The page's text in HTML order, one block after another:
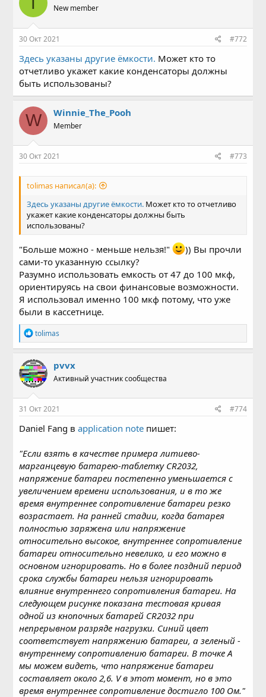
New member
30 Окт 2021 #772
Здесь указаны другие ёмкости. Может кто то
отчетливо укажет какие конденсаторы должны
быть использованы?
W Winnie_The_Pooh
Member
30 Окт 2021 #773
tolimas написал(а):
Здесь указаны другие ёмкости. Может кто то отчетливо
укажет какие конденсаторы должны быть
использованы?
"Больше можно - меньше нельзя!"
)) Вы прочли
сами-то указанную ссылку?
Разумно использовать емкость от 47 до 100 мкф,
ориентируясь на свои финансовые возможности.
Я использовал именно 100 мкф потому, что уже
были в кассетнице.
Р
е
а
к
ц
и
и
:
tolimas
pvvx
Активный участник сообщества
31 Окт 2021 #774
Daniel Fang вapplication note пишет:
"Если взять в качестве примера литиево-
марганцевую батарею-таблетку CR2032,
напряжение батареи постепенно уменьшается с
увеличением времени использования, и в то же
время внутреннее сопротивление батареи резко
возрастает. На ранней стадии, когда батарея
полностью заряжена или напряжение
относительно высокое, внутреннее сопротивление
батареи относительно невелико, и его можно в
основном игнорировать. Но в более поздний период
срока службы батареи нельзя игнорировать
влияние внутреннего сопротивления батареи. На
следующем рисунке показана тестовая кривая
одной из кнопочных батарей CR2032 при
непрерывном разряде нагрузки. Синий цвет
соответствует напряжению батареи, а зеленый -
внутреннему сопротивлению батареи. В точке А
мы можем видеть, что напряжение батареи
составляет около 2,6. V в этот момент, но в это
время внутреннее сопротивление достигло 100 Ом."